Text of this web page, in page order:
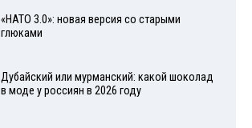
«НАТО 3.0»: новая версия со старыми
глюками
Дубайский или мурманский: какой шоколад
в моде у россиян в 2026 году